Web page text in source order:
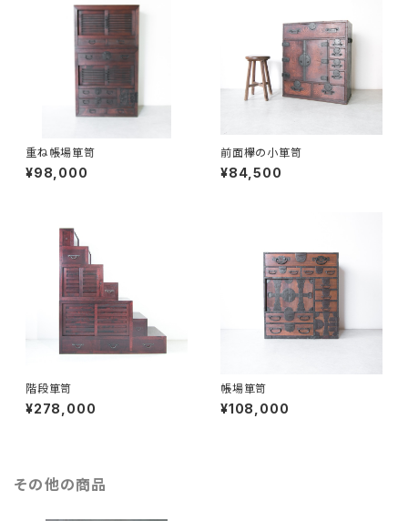
重ね帳場箪笥
¥98,000
前面欅の小箪笥
¥84,500
階段箪笥
¥278,000
帳場箪笥
¥108,000
その他の商品